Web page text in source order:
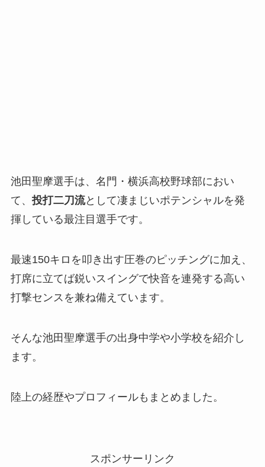
池田聖摩選手は、名門・横浜高校野球部におい
て、 投打二刀流として凄まじいポテンシャルを発
揮している最注目選手です。
最速150キロを叩き出す圧巻のピッチングに加え、
打席に立てば鋭いスイングで快音を連発する高い
打撃センスを兼ね備えています。
そんな池田聖摩選手の出身中学や小学校を紹介し
ます。
陸上の経歴やプロフィールもまとめました。
スポンサーリンク